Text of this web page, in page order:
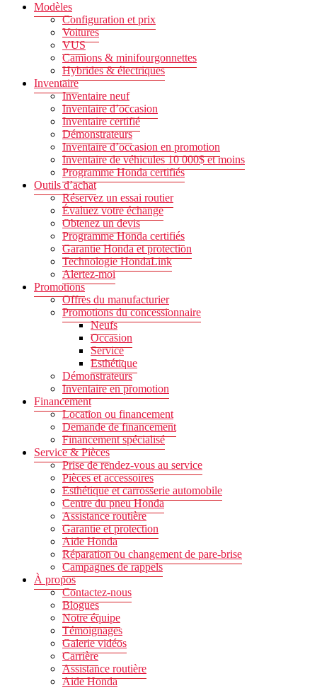
Modèles
Configuration et prix
Voitures
VUS
Camions & minifourgonnettes
Hybrides & électriques
Inventaire
Inventaire neuf
Inventaire d’occasion
Inventaire certifié
Démonstrateurs
Inventaire d’occasion en promotion
Inventaire de véhicules 10 000$ et moins
Programme Honda certifiés
Outils d’achat
Réservez un essai routier
Évaluez votre échange
Obtenez un devis
Programme Honda certifiés
Garantie Honda et protection
Technologie HondaLink
Alertez-moi
Promotions
Offres du manufacturier
Promotions du concessionnaire
Neufs
Occasion
Service
Esthétique
Démonstrateurs
Inventaire en promotion
Financement
Location ou financement
Demande de financement
Financement spécialisé
Service & Pièces
Prise de rendez-vous au service
Pièces et accessoires
Esthétique et carrosserie automobile
Centre du pneu Honda
Assistance routière
Garantie et protection
Aide Honda
Réparation ou changement de pare-brise
Campagnes de rappels
À propos
Contactez-nous
Blogues
Notre équipe
Témoignages
Galerie vidéos
Carrière
Assistance routière
Aide Honda